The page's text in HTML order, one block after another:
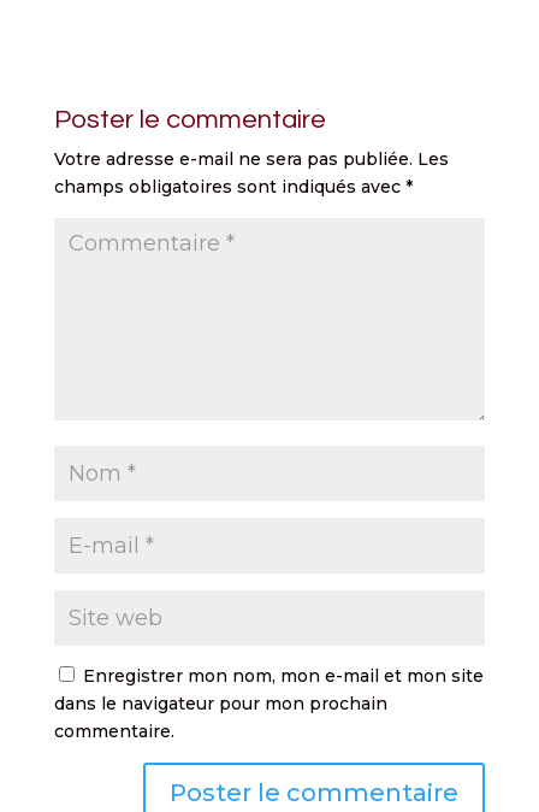
Poster le commentaire
Votre adresse e-mail ne sera pas publiée. Les
champs obligatoires sont indiqués avec *
Enregistrer mon nom, mon e-mail et mon site
dans le navigateur pour mon prochain
commentaire.